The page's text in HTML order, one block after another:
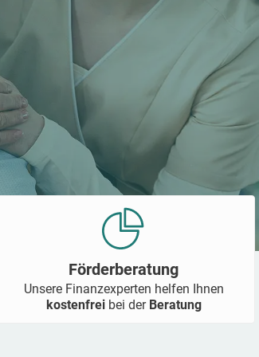
Förderberatung
Unsere Finanzexperten helfen Ihnen
kostenfrei bei der Beratung